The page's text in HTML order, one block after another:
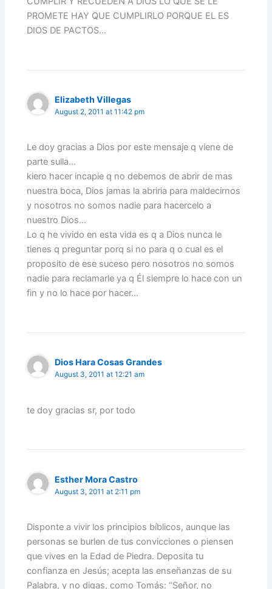
PROMETE HAY QUE CUMPLIRLO PORQUE EL ES
DIOS DE PACTOS…
Elizabeth Villegas
August 2, 2011 at 11:42 pm
Le doy gracias a Dios por este mensaje q viene de
parte sulla…
kiero hacer incapie q no debemos de abrir de mas
nuestra boca, Dios jamas la abriria para maldecirnos
y nosotros no somos nadie para hacercelo a
nuestro Dios…
Lo q he vivido en esta vida es q a Dios nunca le
tienes q preguntar porq si no para q o cual es el
proposito de ese suceso pero nosotros no somos
nadie para reclamarle ya q Él siempre lo hace con un
fin y no lo hace por hacer…
Dios Hara Cosas Grandes
August 3, 2011 at 12:21 am
te doy gracias sr, por todo
Esther Mora Castro
August 3, 2011 at 2:11 pm
Disponte a vivir los principios bíblicos, aunque las
personas se burlen de tus convicciones o piensen
que vives en la Edad de Piedra. Deposita tu
confianza en Jesús; acepta las enseñanzas de su
Palabra, y no digas, como Tomás: “Señor, no